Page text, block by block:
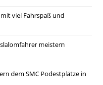
viel Fahrspaß und
meistern
dem SMC Podestplätze in